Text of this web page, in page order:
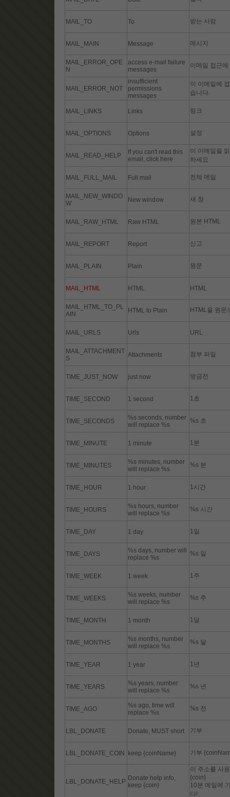
MAIL_TO To 받는 사람
MAIL_MAIN Message 메시지
MAIL_ERROR_OPE
N
access e-mail failure
messages
이메일 접근
MAIL_ERROR_NOT
insufficient
permissions
messages
이 이메일에
습니다.
MAIL_LINKS Links 링크
MAIL_OPTIONS Options 설정
MAIL_READ_HELP
If you can't read this
email, click here
이 이메일을
하세요
MAIL_FULL_MAIL Full mail 전체 메일
MAIL_NEW_WINDO
W
New window 새 창
MAIL_RAW_HTML Raw HTML 원본 HTML
MAIL_REPORT Report 신고
MAIL_PLAIN Plain 원문
MAIL_HTML HTML HTML
MAIL_HTML_TO_PL
AIN
HTML to Plain HTML을 원문
MAIL_URLS Urls URL
MAIL_ATTACHMENT
S
Attachments 첨부 파일
TIME_JUST_NOW just now 방금전
TIME_SECOND 1 second 1초
TIME_SECONDS
%s seconds, number
will replace %s
%s 초
TIME_MINUTE 1 minute 1분
TIME_MINUTES
%s minutes, number
will replace %s
%s 분
TIME_HOUR 1 hour 1시간
TIME_HOURS
%s hours, number
will replace %s
%s 시간
TIME_DAY 1 day 1일
TIME_DAYS
%s days, number will
replace %s
%s 일
TIME_WEEK 1 week 1주
TIME_WEEKS
%s weeks, number
will replace %s
%s 주
TIME_MONTH 1 month 1달
TIME_MONTHS
%s months, number
will replace %s
%s 달
TIME_YEAR 1 year 1년
TIME_YEARS
%s years, number
will replace %s
%s 년
TIME_AGO
%s ago, time will
replace %s
%s 전
LBL_DONATE Donate, MUST short 기부
LBL_DONATE_COIN keep {coinName} 기부
LBL_DONATE_HELP Donate help info,
keep {coin}
이 주소를 사
{coin}
10분 메일에
다!